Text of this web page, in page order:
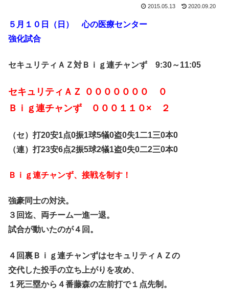
2015.05.13 2020.09.20
５月１０日（日） 心の医療センター
強化試合
セキュリティＡＺ対Ｂｉｇ連チャンず 9:30～11:05
セキュリティＡＺ ０００００００ ０
Ｂｉｇ連チャンず ０００１１０× ２
（セ）打20安1点0振1球5犠0盗0失1二1三0本0
（連）打23安6点2振5球2犠1盗0失0二2三0本0
Ｂｉｇ連チャンず、接戦を制す！
強豪同士の対決。
３回迄、両チーム一進一退。
試合が動いたのが４回。
４回裏Ｂｉｇ連チャンずはセキュリティＡＺの
交代した投手の立ち上がりを攻め、
１死三塁から４番藤森の左前打で１点先制。